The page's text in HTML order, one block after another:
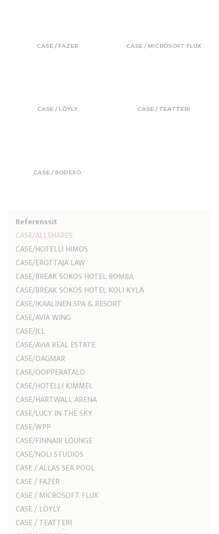
CASE / FAZER CASE / MICROSOFT FLUX
CASE / LÖYLY CASE / TEATTERI
CASE / SODEXO
Referenssit
CASE/ALLSHARES
CASE/HOTELLI HIMOS
CASE/EROTTAJA LAW
CASE/BREAK SOKOS HOTEL BOMBA
CASE/BREAK SOKOS HOTEL KOLI KYLÄ
CASE/IKAALINEN SPA & RESORT
CASE/AVIA WING
CASE/JLL
CASE/AVIA REAL ESTATE
CASE/DAGMAR
CASE/OOPPERATALO
CASE/HOTELLI KIMMEL
CASE/HARTWALL ARENA
CASE/LUCY IN THE SKY
CASE/WPP
CASE/FINNAIR LOUNGE
CASE/NOLI STUDIOS
CASE / ALLAS SEA POOL
CASE / FAZER
CASE / MICROSOFT FLUX
CASE / LÖYLY
CASE / TEATTERI